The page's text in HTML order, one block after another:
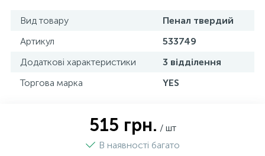
Вид товару
Пенал твердий
Артикул
533749
Додаткові характеристики
3 відділення
Торгова марка
YES
515 грн. / шт
В наявності багато